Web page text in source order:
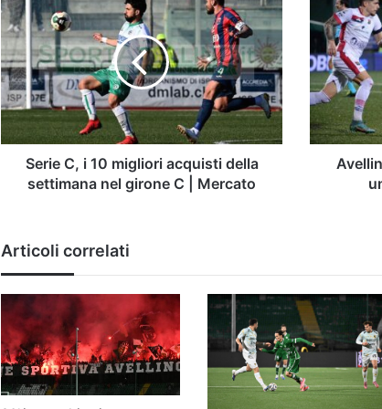
C,
10
migliori
acquisti
della
settimana
nel
gironeSerie C, i 10 migliori acquisti della
settimana nel girone C | Mercato
ai
saluti:
raggiunge
un
altro
ex
biancoverde
Articoli correlati